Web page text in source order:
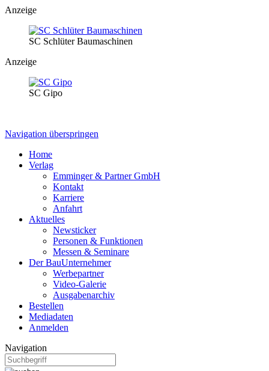
Anzeige
SC Schlüter Baumaschinen
Anzeige
SC Gipo
Navigation überspringen
Home
Verlag
Emminger & Partner GmbH
Kontakt
Karriere
Anfahrt
Aktuelles
Newsticker
Personen & Funktionen
Messen & Seminare
Der BauUnternehmer
Werbepartner
Video-Galerie
Ausgabenarchiv
Bestellen
Mediadaten
Anmelden
Navigation